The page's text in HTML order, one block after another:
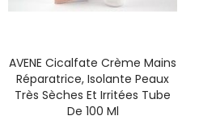
AVENE Cicalfate Crème Mains
Réparatrice, Isolante Peaux
Très Sèches Et Irritées Tube
De 100 Ml